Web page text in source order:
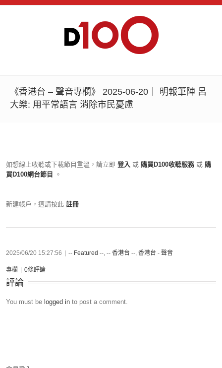
《香港台 – 聲音專欄》 2025-06-20｜ 明報筆陣 呂
大樂: 用平常語言 消除市民憂慮
如想線上收聽或下載節目重溫，請立即 登入 或 購買D100收聽服務 或 購
買D100網台節目
。
新建帳戶，這請按此 註冊
2025/06/20 15:27:56 -- Featured --, -- 香港台 --, 香港台 - 聲音
專欄 0條評論
評論
You must be logged in to post a comment.